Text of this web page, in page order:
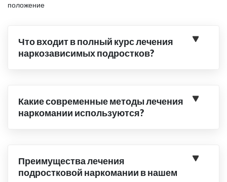
положение
Что входит в полный курс лечения
наркозависимых подростков?
Какие современные методы лечения
наркомании используются?
Преимущества лечения
подростковой наркомании в нашем